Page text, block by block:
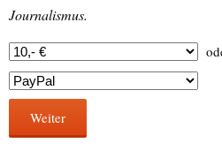
Journalismus.
Weiter